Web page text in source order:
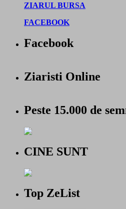
ZIARUL BURSA
FACEBOOK
Facebook
Ziaristi Online
Peste 15.000 de
CINE SUNT
Top ZeList